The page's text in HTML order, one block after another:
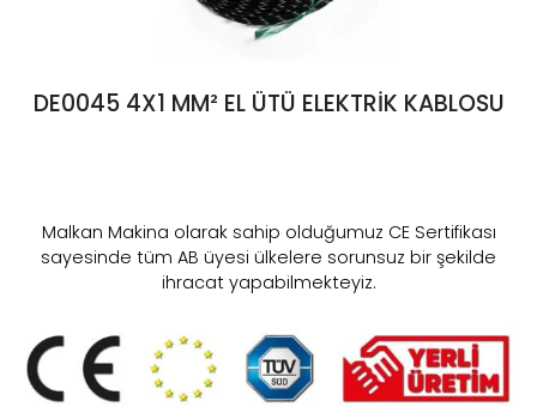
DE0045 4X1 MM² EL ÜTÜ ELEKTRİK KABLOSU
Malkan Makina olarak sahip olduğumuz CE Sertifikası
sayesinde tüm AB üyesi ülkelere sorunsuz bir şekilde
ihracat yapabilmekteyiz.